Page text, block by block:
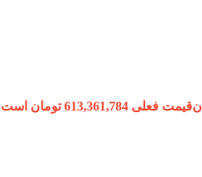
قیمت فعلی 613,361,784 تومان است.